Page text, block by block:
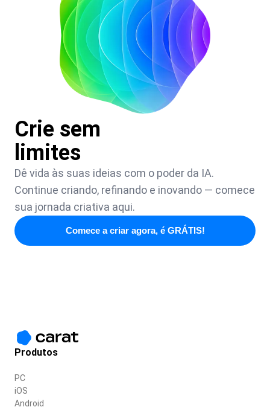
Crie sem
limites
Dê vida às suas ideias com o poder da IA.
Continue criando, refinando e inovando — comece
sua jornada criativa aqui.
Comece a criar agora, é GRÁTIS!
Produtos
PC
iOS
Android